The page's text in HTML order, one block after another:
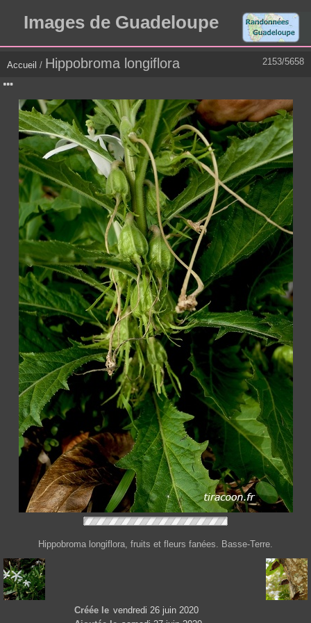
Images de Guadeloupe
2153/5658
Accueil / Hippobroma longiflora
Hippobroma longiflora, fruits et fleurs fanées. Basse-Terre.
Créée le vendredi 26 juin 2020